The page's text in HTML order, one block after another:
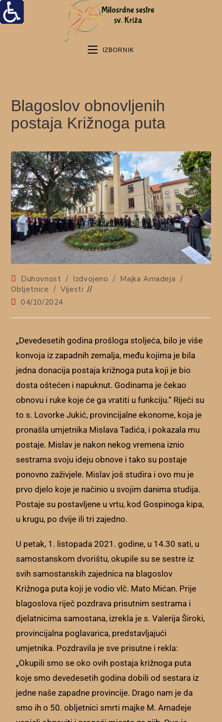
IZBORNIK
Blagoslov obnovljenih
postaja Križnoga puta
Duhovnost / Izdvojeno / Majka Amadeja /
Obljetnice / Vijesti
04/10/2024
„Devedesetih godina prošloga stoljeća, bilo je više
konvoja iz zapadnih zemalja, među kojima je bila
jedna donacija postaja križnoga puta koji je bio
dosta oštećen i napuknut. Godinama je čekao
obnovu i ruke koje će ga vratiti u funkciju.“ Riječi su
to s. Lovorke Jukić, provincijalne ekonome, koja je
pronašla umjetnika Mislava Tadića, i pokazala mu
postaje. Mislav je nakon nekog vremena iznio
sestrama svoju ideju obnove i tako su postaje
ponovno zaživjele. Mislav još studira i ovo mu je
prvo djelo koje je načinio u svojim danima studija.
Postaje su postavljene u vrtu, kod Gospinoga kipa,
u krugu, po dvije ili tri zajedno.
U petak, 1. listopada 2021. godine, u 14.30 sati, u
samostanskom dvorištu, okupile su se sestre iz
svih samostanskih zajednica na blagoslov
Križnoga puta koji je vodio vlč. Mato Mićan. Prije
blagoslova riječ pozdrava prisutnim sestrama i
djelatnicima samostana, izrekla je s. Valerija Široki,
provincijalna poglavarica, predstavljajući
umjetnika. Pozdravila je sve prisutne i rekla:
„Okupili smo se oko ovih postaja križnoga puta
koje smo devedesetih godina dobili od sestara iz
jedne naše zapadne provincije. Drago nam je da
smo ih o 50. obljetnici smrti majke M. Amadeje